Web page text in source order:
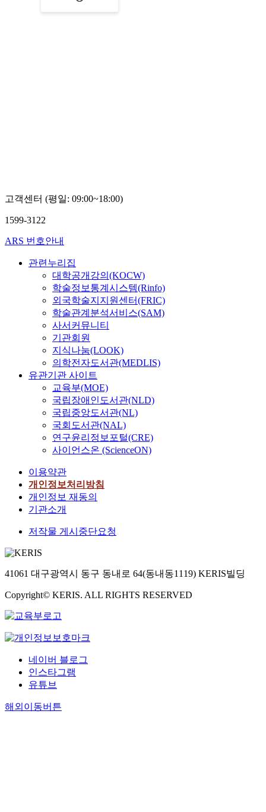
고객센터 (평일: 09:00~18:00)
1599-3122
ARS 번호안내
관련누리집
대학공개강의(KOCW)
학술정보통계시스템(Rinfo)
외국학술지지원센터(FRIC)
학술관계분석서비스(SAM)
사서커뮤니티
기관회원
지식나눔(LOOK)
의학전자도서관(MEDLIS)
유관기관 사이트
교육부(MOE)
국립장애인도서관(NLD)
국립중앙도서관(NL)
국회도서관(NAL)
연구윤리정보포털(CRE)
사이언스온 (ScienceON)
이용약관
개인정보처리방침
개인정보 재동의
기관소개
저작물 게시중단요청
41061 대구광역시 동구 동내로 64(동내동1119) KERIS빌딩
Copyright© KERIS. ALL RIGHTS RESERVED
네이버 블로그
인스타그램
유튜브
해외이동버튼